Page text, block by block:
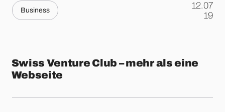
Business
12.07
.19
Swiss Venture Club – mehr als eine
Webseite